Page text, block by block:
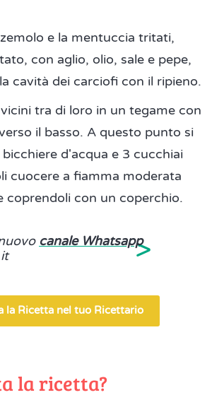
e la mentuccia tritati,
con aglio, olio, sale e pepe,
cavità dei carciofi con il ripieno.
tra di loro in un tegame con
il basso. A questo punto si
d'acqua e 3 cucchiai
cuocere a fiamma moderata
coprendoli con un coperchio.
canale Whatsapp>
la Ricetta nel tuo Ricettario
la ricetta?